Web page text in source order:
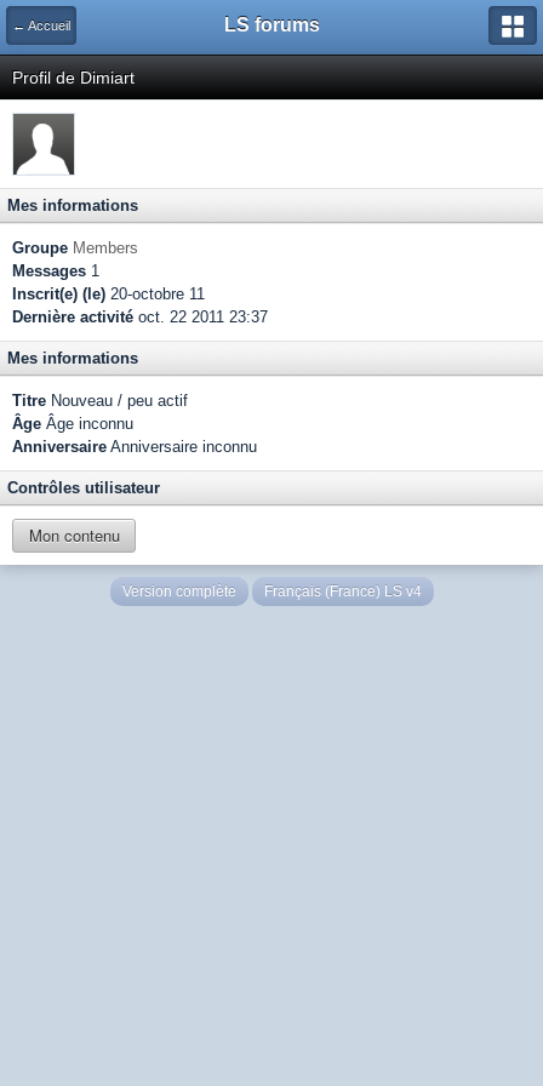
← Accueil LS forums
Profil de Dimiart
Mes informations
Groupe Members
Messages 1
Inscrit(e) (le) 20-octobre 11
Dernière activité oct. 22 2011 23:37
Mes informations
Titre Nouveau / peu actif
Âge Âge inconnu
Anniversaire Anniversaire inconnu
Contrôles utilisateur
Mon contenu
Version complète Français (France) LS v4